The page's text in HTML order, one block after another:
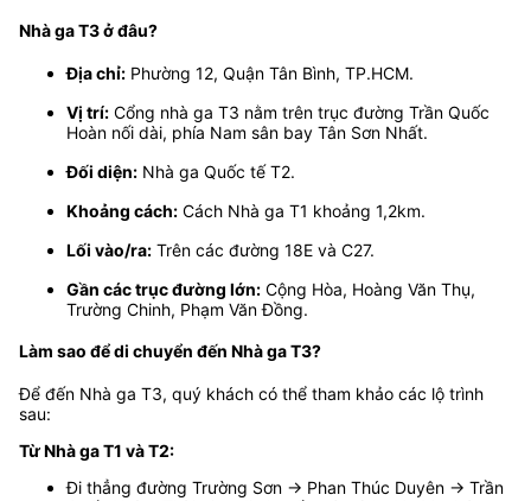
Nhà ga T3 ở đâu?
Địa chỉ: Phường 12, Quận Tân Bình, TP.HCM.
Vị trí: Cổng nhà ga T3 nằm trên trục đường Trần Quốc
Hoàn nối dài, phía Nam sân bay Tân Sơn Nhất.
Đối diện: Nhà ga Quốc tế T2.
Khoảng cách: Cách Nhà ga T1 khoảng 1,2km.
Lối vào/ra: Trên các đường 18E và C27.
Gần các trục đường lớn: Cộng Hòa, Hoàng Văn Thụ,
Trường Chinh, Phạm Văn Đồng.
Làm sao để di chuyển đến Nhà ga T3?
Để đến Nhà ga T3, quý khách có thể tham khảo các lộ trình
sau:
Từ Nhà ga T1 và T2:
Đi thẳng đường Trường Sơn → Phan Thúc Duyên → Trần